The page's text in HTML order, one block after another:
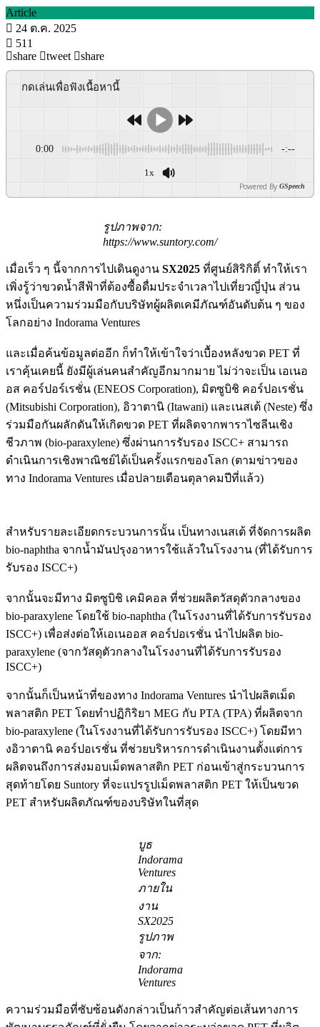
Article
24 ต.ค. 2025
511
share
tweet share
กดเล่นเพื่อฟังเนื้อหานี้
0:00 -:--
1x
Powered By GSpeech
รูปภาพจาก:
https://www.suntory.com/
เมื่อเร็ว ๆ นี้จากการไปเดินดูงาน SX2025 ที่ศูนย์สิริกิติ์ ทำให้เรา
เพิ่งรู้ว่าขวดน้ำสีฟ้าที่ต้องซื้อดื่มประจำเวลาไปเที่ยวญี่ปุ่น ส่วน
หนึ่งเป็นความร่วมมือกับบริษัทผู้ผลิตเคมีภัณฑ์อันดับต้น ๆ ของ
โลกอย่าง Indorama Ventures
และเมื่อค้นข้อมูลต่ออีก ก็ทำให้เข้าใจว่าเบื้องหลังขวด PET ที่
เราคุ้นเคยนี้ ยังมีผู้เล่นคนสำคัญอีกมากมาย ไม่ว่าจะเป็น เอเนอ
อส คอร์ปอร์เรชั่น (ENEOS Corporation), มิตซูบิชิ คอร์ปอเรชั่น
(Mitsubishi Corporation), อิวาตานิ (Itawani) และเนสเต้ (Neste) ซึ่ง
ร่วมมือกันผลักดันให้เกิดขวด PET ที่ผลิตจากพาราไซลีนเชิง
ชีวภาพ (bio-paraxylene) ซึ่งผ่านการรับรอง ISCC+ สามารถ
ดำเนินการเชิงพาณิชย์ได้เป็นครั้งแรกของโลก (ตามข่าวของ
ทาง Indorama Ventures เมื่อปลายเดือนตุลาคมปีที่แล้ว)
สำหรับรายละเอียดกระบวนการนั้น เป็นทางเนสเต้ ที่จัดการผลิต
bio-naphtha จากน้ำมันปรุงอาหารใช้แล้วในโรงงาน (ที่ได้รับการ
รับรอง ISCC+)
จากนั้นจะมีทาง มิตซูบิชิ เคมิคอล ที่ช่วยผลิตวัสดุตัวกลางของ
bio-paraxylene โดยใช้ bio-naphtha (ในโรงงานที่ได้รับการรับรอง
ISCC+) เพื่อส่งต่อให้เอเนออส คอร์ปอเรชั่น นำไปผลิต bio-
paraxylene (จากวัสดุตัวกลางในโรงงานที่ได้รับการรับรอง
ISCC+)
จากนั้นก็เป็นหน้าที่ของทาง Indorama Ventures นำไปผลิตเม็ด
พลาสติก PET โดยทำปฏิกิริยา MEG กับ PTA (TPA) ที่ผลิตจาก
bio-paraxylene (ในโรงงานที่ได้รับการรับรอง ISCC+) โดยมีทา
งอิวาตานิ คอร์ปอเรชั่น ที่ช่วยบริหารการดำเนินงานตั้งแต่การ
ผลิตจนถึงการส่งมอบเม็ดพลาสติก PET ก่อนเข้าสู่กระบวนการ
สุดท้ายโดย Suntory ที่จะแปรรูปเม็ดพลาสติก PET ให้เป็นขวด
PET สำหรับผลิตภัณฑ์ของบริษัทในที่สุด
บูธ
Indorama
Ventures
ภายใน
งาน
SX2025
รูปภาพ
จาก:
Indorama
Ventures
ความร่วมมือที่ซับซ้อนดังกล่าวเป็นก้าวสำคัญต่อเส้นทางการ